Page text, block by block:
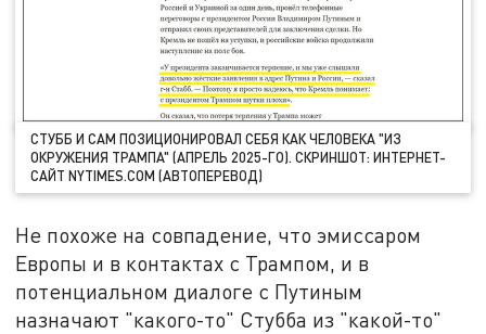
СТУББ И САМ ПОЗИЦИОНИРОВАЛ СЕБЯ КАК ЧЕЛОВЕКА "ИЗ
ОКРУЖЕНИЯ ТРАМПА" (АПРЕЛЬ 2025-ГО). СКРИНШОТ: ИНТЕРНЕТ-
САЙТ NYTIMES.COM (АВТОПЕРЕВОД)
Не похоже на совпадение, что эмиссаром
Европы и в контактах с Трампом, и в
потенциальном диалоге с Путиным
назначают "какого-то" Стубба из "какой-то"